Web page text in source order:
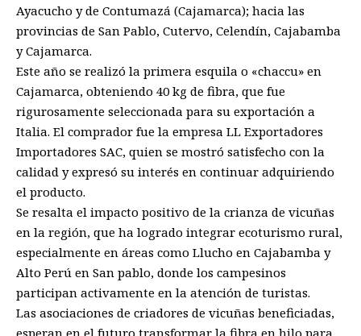
Ayacucho y de Contumazá (Cajamarca); hacia las
provincias de San Pablo, Cutervo, Celendín, Cajabamba
y Cajamarca.
Este año se realizó la primera esquila o «chaccu» en
Cajamarca, obteniendo 40 kg de fibra, que fue
rigurosamente seleccionada para su exportación a
Italia. El comprador fue la empresa LL Exportadores
Importadores SAC, quien se mostró satisfecho con la
calidad y expresó su interés en continuar adquiriendo
el producto.
Se resalta el impacto positivo de la crianza de vicuñas
en la región, que ha logrado integrar ecoturismo rural,
especialmente en áreas como Llucho en Cajabamba y
Alto Perú en San pablo, donde los campesinos
participan activamente en la atención de turistas.
Las asociaciones de criadores de vicuñas beneficiadas,